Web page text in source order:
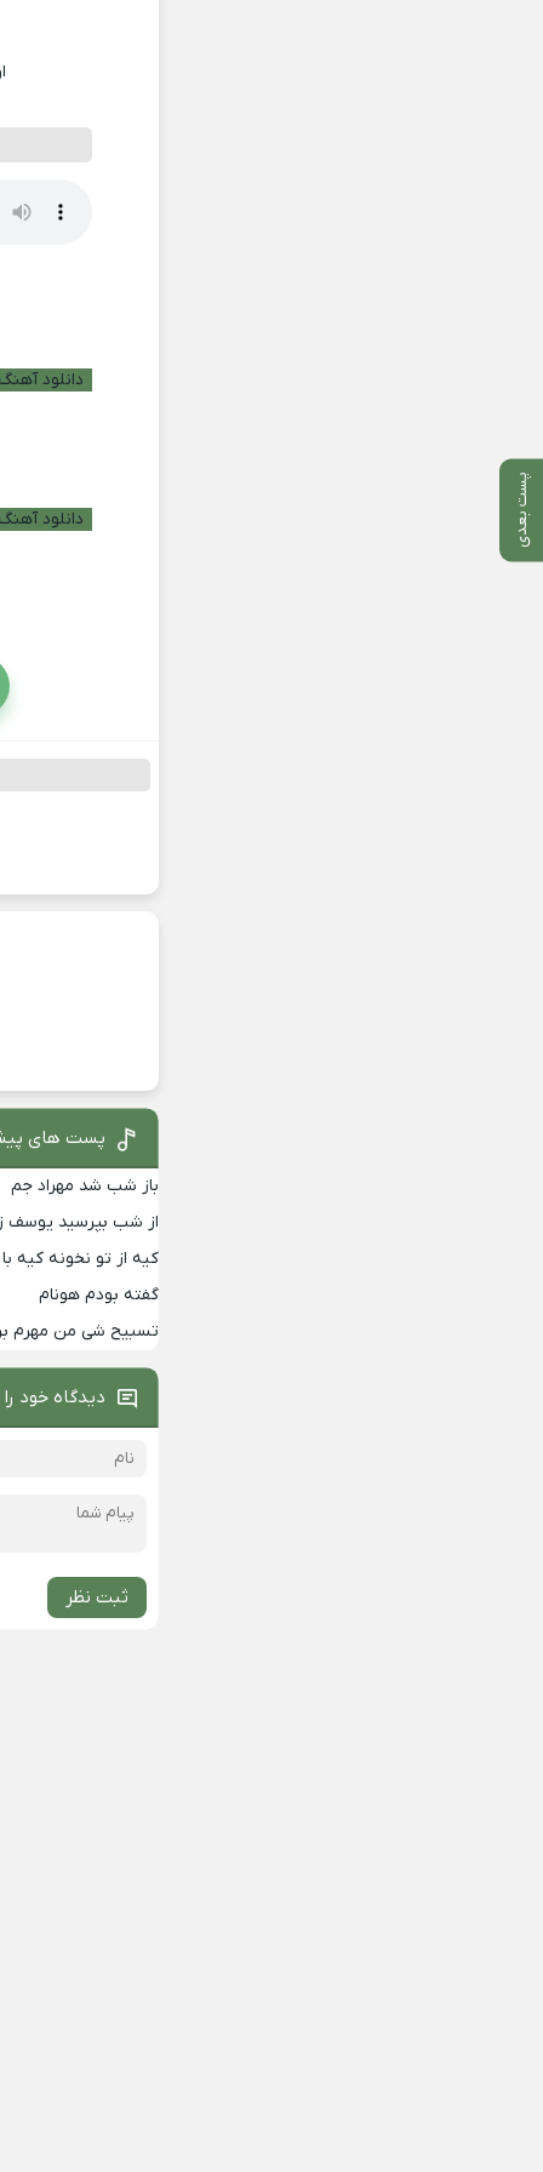
پست بعدی
دانلود آهنگ
دانلود
پست های
باز شب شد مهراد جم
از شب بپرسید یوسف
کیه از تو نخونه
گفته بودم هونام
تسبیح شی من مهرم
دیدگاه خود
ثبت نظر